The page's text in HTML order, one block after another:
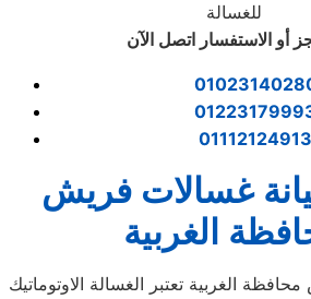
للغسالة
أو الاستفسار اتصل الآن
01112124913
غسالات فريش
الغربية
الغربية تعتبر الغسالة الاوتوماتيك